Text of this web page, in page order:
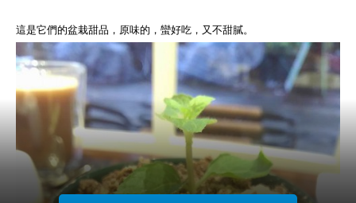
這是它們的盆栽甜品，原味的，蠻好吃，又不甜膩。